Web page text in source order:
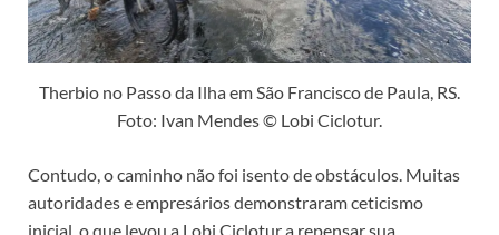
Therbio no Passo da Ilha em São Francisco de Paula, RS.
Foto: Ivan Mendes © Lobi Ciclotur.
Contudo, o caminho não foi isento de obstáculos. Muitas
autoridades e empresários demonstraram ceticismo
inicial, o que levou a Lobi Ciclotur a repensar sua